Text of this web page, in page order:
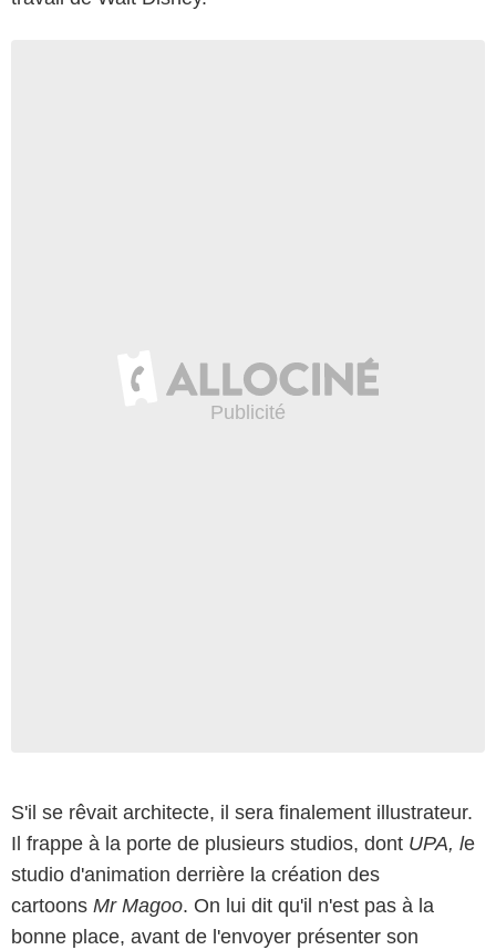
S'il se rêvait architecte, il sera finalement illustrateur.
Il frappe à la porte de plusieurs studios, dont UPA, le
studio d'animation derrière la création des
cartoons Mr Magoo. On lui dit qu'il n'est pas à la
bonne place, avant de l'envoyer présenter son